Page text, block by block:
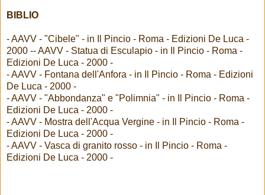
BIBLIO
- AAVV - "Cibele" - in Il Pincio - Roma - Edizioni De Luca -
2000 -- AAVV - Statua di Esculapio - in Il Pincio - Roma -
Edizioni De Luca - 2000 -
- AAVV - Fontana dell'Anfora - in Il Pincio - Roma - Edizioni
De Luca - 2000 -
- AAVV - "Abbondanza" e "Polimnia" - in Il Pincio - Roma -
Edizioni De Luca - 2000 -
- AAVV - Mostra dell'Acqua Vergine - in Il Pincio - Roma -
Edizioni De Luca - 2000 -
- AAVV - Vasca di granito rosso - in Il Pincio - Roma -
Edizioni De Luca - 2000 -